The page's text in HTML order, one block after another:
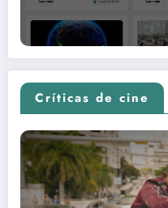
Críticas de cine